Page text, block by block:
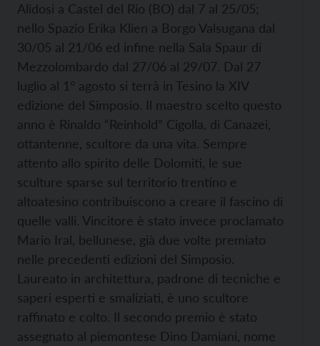
Alidosi a Castel del Rio (BO) dal 7 al 25/05;
nello Spazio Erika Klien a Borgo Valsugana dal
30/05 al 21/06 ed infine nella Sala Spaur di
Mezzolombardo dal 27/06 al 29/07. Dal 27
luglio al 1° agosto si terrà in Tesino la XIV
edizione del Simposio. Il maestro scelto questo
anno è Rinaldo “Reinhold” Cigolla, di Canazei,
ottantenne, scultore da una vita. Sempre
attento allo spirito delle Dolomiti, le sue
sculture sparse sul territorio trentino e
altoatesino contribuiscono a creare il fascino di
quelle valli. Vincitore è stato invece proclamato
Mario Iral, bellunese, già due volte premiato
nelle precedenti edizioni del Simposio.
Laureato in architettura, padrone di tecniche e
saperi esperti e smaliziati, è uno scultore
raffinato e colto. Il secondo premio è stato
assegnato al piemontese Dino Damiani, nome